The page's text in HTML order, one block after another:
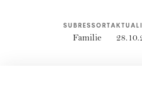
SUBRESSORT
Familie